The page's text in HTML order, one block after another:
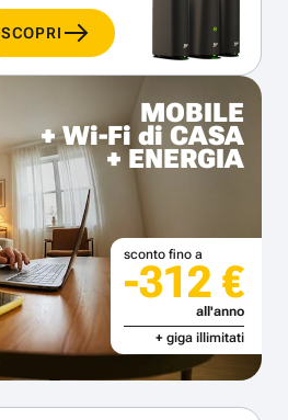
SCOPRI
MOBILE
+ Wi-Fi di CASA
+ ENERGIA
sconto fino a
-312 €
all'anno
+ giga illimitati